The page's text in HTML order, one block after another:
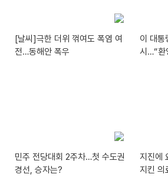
[날씨]극한 더위 꺾여도 폭염 여
전…동해안 폭우
이 대통
시…“환
민주 전당대회 2주차…첫 수도권
경선, 승자는?
지진에
지킨 의